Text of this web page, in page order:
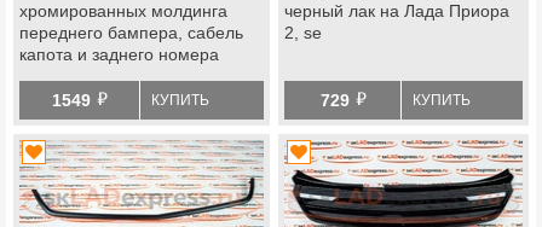
хромированных молдинга
переднего бампера, сабель
капота и заднего номера
1549 й КУПИТЬ
черный лак на Лада Приора
2, se
729 й КУПИТЬ